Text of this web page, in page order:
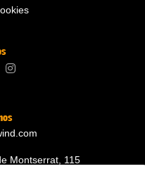
Montserrat, 115